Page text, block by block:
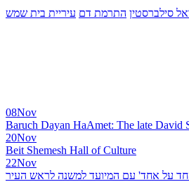
סילברסטין התרמת דם עיריית בית שמש
08Nov
Baruch Dayan HaAmet: The late David
20Nov
Beit Shemesh Hall of Culture
22Nov
על אחד' עם המיועד למשנה לראש העיר